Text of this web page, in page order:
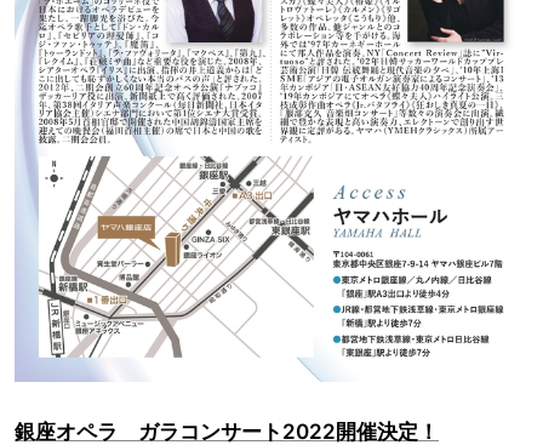
銀座オペラ ガラコンサート2022開催決定！